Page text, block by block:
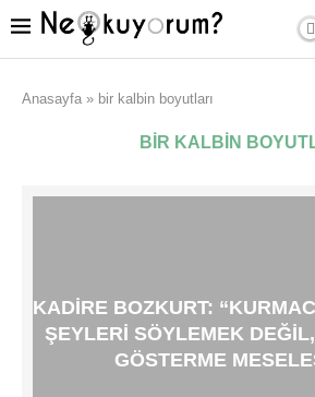
Anasayfa » bir kalbin boyutları
BIR KALBIN
KADIRE BOZKURT:
ŞEYLERI SÖYLEMEK
GÖSTERME